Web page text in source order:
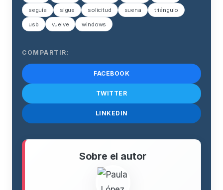
seguía sigue solicitud suena triángulo
usb vuelve windows
COMPARTIR:
FACEBOOK
TWITTER
LINKEDIN
Sobre el autor